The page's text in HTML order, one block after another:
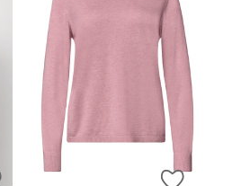
ZUR WUNSCHLISTE HINZUFÜGEN
ZUR